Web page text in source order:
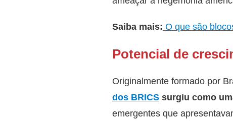
Saiba mais: O que são
Potencial de
Originalmente formado por
dos BRICS surgiu como
emergentes que